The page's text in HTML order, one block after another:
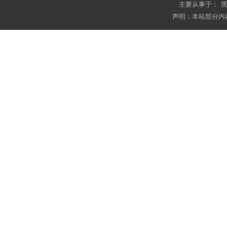
主要从事于：
声明：本站部分